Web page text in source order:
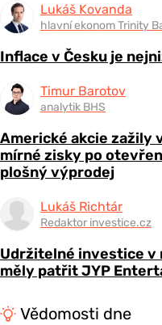
Lukáš Kovanda
hlavní ekonom Trinity
Inflace v Česku je
Timur Barotov
analytik BHS
Americké akcie zažily
mírné zisky po
plošný výprodej
Lukáš Richtár
Redaktor investice.cz
Udržitelné investice v
měly patřit JYP
Vědomosti dne